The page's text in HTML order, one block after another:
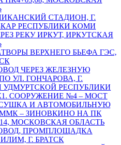
СТАДИОН, Г.
РЕСПУБЛИКИ КОМИ
РЕКУ ИРКУТ, ИРКУТСКАЯ
ВЕРХНЕГО БЬЕФА ГЭС,
ЧЕРЕЗ ЖЕЛЕЗНУЮ
УЛ. ГОНЧАРОВА, Г.
УДМУРТСКОЙ РЕСПУБЛИКИ
СООРУЖЕНИЕ №4 – МОСТ
СУШКА И АВТОМОБИЛЬНУЮ
– ЗИНОВКИНО НА ПК
МОСКОВСКАЯ ОБЛАСТЬ
ПРОМПЛОЩАДКА
Г. БРАТСК